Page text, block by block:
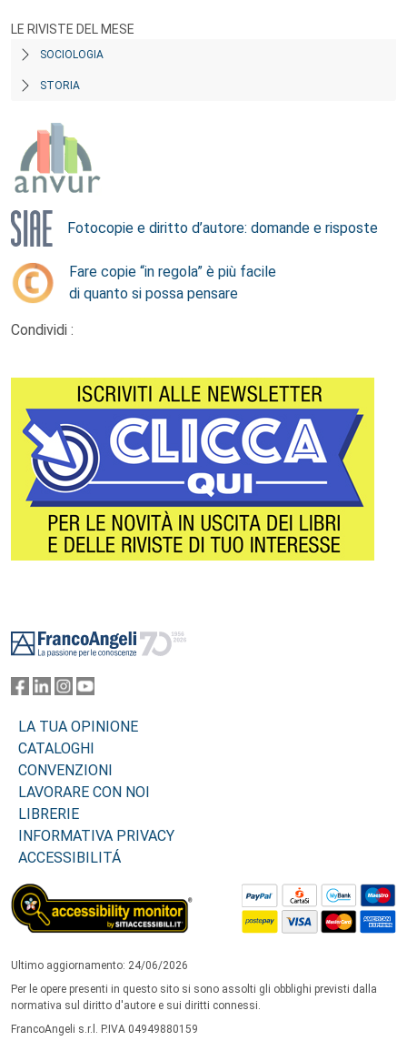
LE RIVISTE DEL MESE
SOCIOLOGIA
STORIA
Fotocopie e diritto d’autore: domande e risposte
Fare copie “in regola” è più facile
di quanto si possa pensare
Condividi :
LA TUA OPINIONE
CATALOGHI
CONVENZIONI
LAVORARE CON NOI
LIBRERIE
INFORMATIVA PRIVACY
ACCESSIBILITÁ
Ultimo aggiornamento: 24/06/2026
Per le opere presenti in questo sito si sono assolti gli obblighi previsti dalla
normativa sul diritto d'autore e sui diritti connessi.
FrancoAngeli s.r.l. P.IVA 04949880159